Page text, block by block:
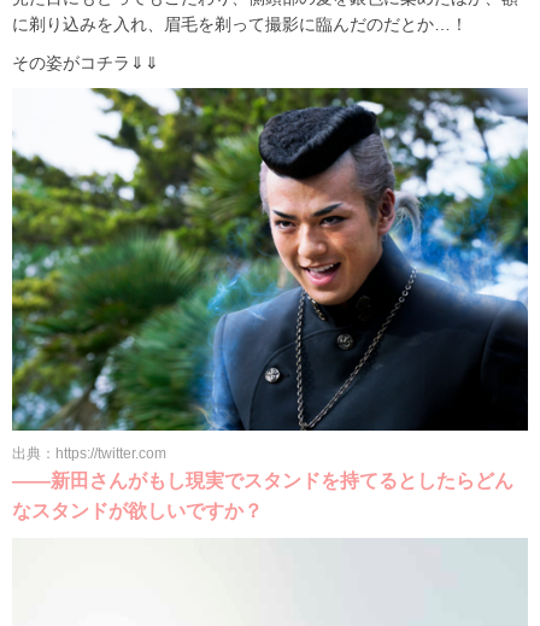
に剃り込みを入れ、眉毛を剃って撮影に臨んだのだとか…！
その姿がコチラ⇓⇓
出典：https://twitter.com
――新田さんがもし現実でスタンドを持てるとしたらどん
なスタンドが欲しいですか？